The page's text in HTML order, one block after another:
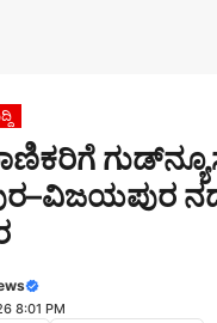
8:01 PM